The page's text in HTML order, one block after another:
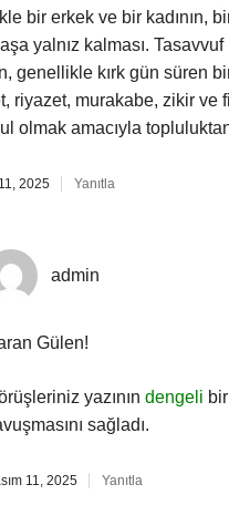
bir erkek ve bir kadının,
yalnız kalması. Tasavvuf
genellikle kırk gün süren
riyazet, murakabe, zikir ve
olmak amacıyla topluluktan
2025 Yanıtla
admin
Gülen!
yazının dengeli
sağladı.
11, 2025 Yanıtla